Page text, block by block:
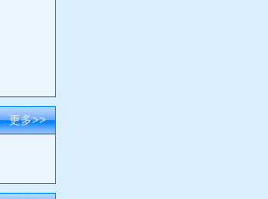
更多>>